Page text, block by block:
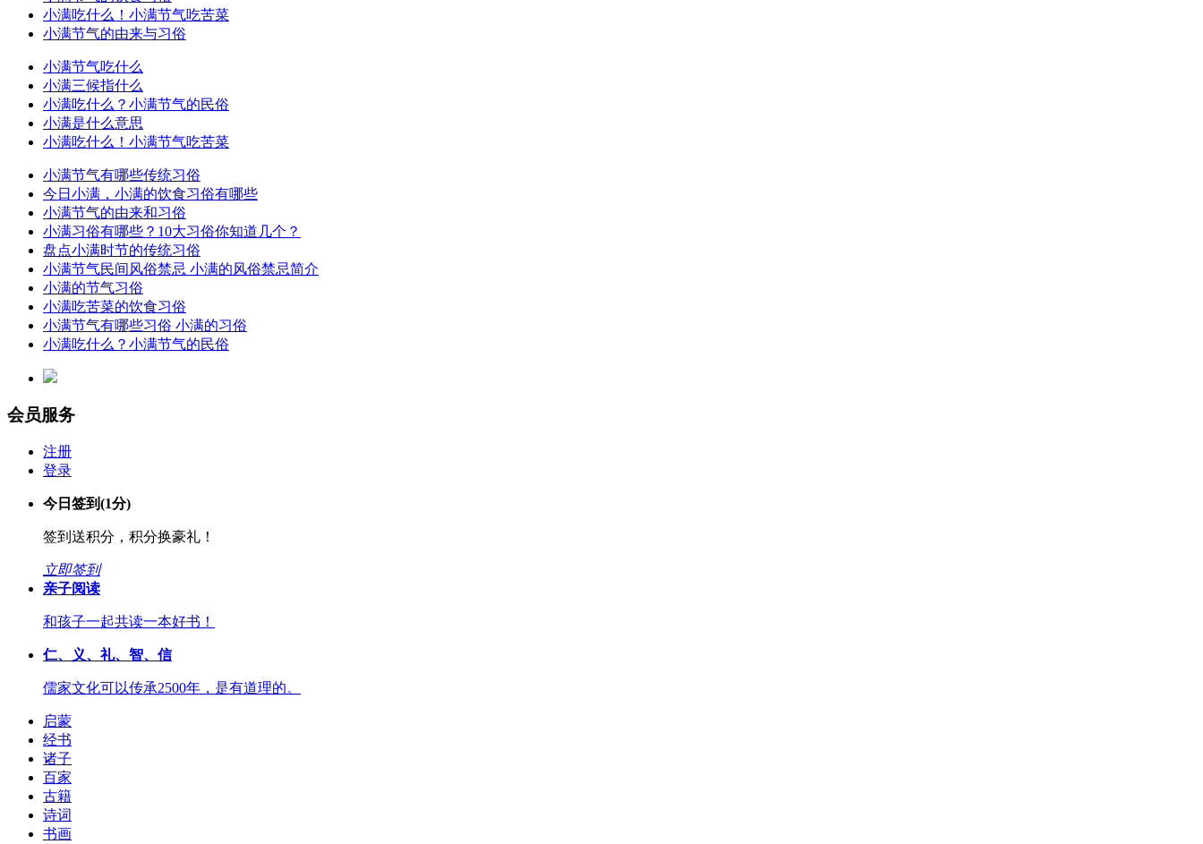
小满吃什么！小满节气吃苦菜
小满节气的由来与习俗
小满节气吃什么
小满三候指什么
小满吃什么？小满节气的民俗
小满是什么意思
小满吃什么！小满节气吃苦菜
小满节气有哪些传统习俗
今日小满，小满的饮食习俗有哪些
小满节气的由来和习俗
小满习俗有哪些？10大习俗你知道几个？
盘点小满时节的传统习俗
小满节气民间风俗禁忌 小满的风俗禁忌简介
小满的节气习俗
小满吃苦菜的饮食习俗
小满节气有哪些习俗 小满的习俗
小满吃什么？小满节气的民俗
会员服务
注册
登录
今日签到(1分)
签到送积分，积分换豪礼！
立即签到
亲子阅读
和孩子一起共读一本好书！
仁、义、礼、智、信
儒家文化可以传承2500年，是有道理的。
启蒙
经书
诸子
百家
古籍
诗词
书画